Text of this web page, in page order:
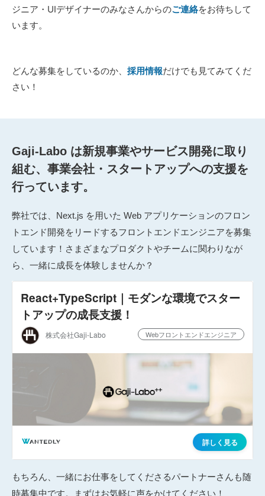
ジニア・UIデザイナーのみなさんからのご連絡をお待ちして
います。
どんな募集をしているのか、 採用情報だけでも見てみてくだ
さい！
Gaji-Labo は新規事業やサービス開発に取り
組む、事業会社・スタートアップへの支援を
行っています。
弊社では、 Next.js を用いた Web アプリケーションのフロン
トエンド開発をリードするフロントエンドエンジニアを募集
しています！さまざまなプロダクトやチームに関わりなが
ら、一緒に成長を体験しませんか？
もちろん、一緒にお仕事をしてくださるパートナーさんも随
時募集中です。まずはお気軽に声をかけてください！